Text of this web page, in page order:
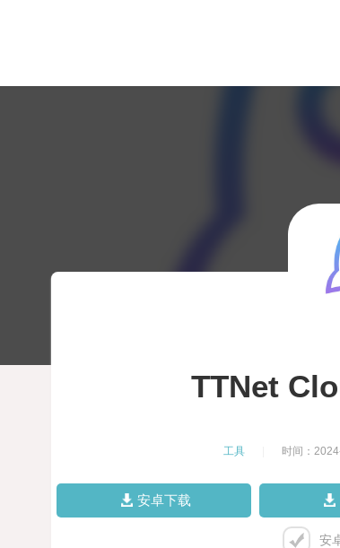
TTNet
工具 时间：
安卓下载
安